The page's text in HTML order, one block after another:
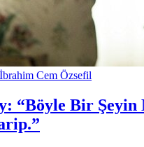
İbrahim Cem Özsefil
“Böyle Bir Şeyin